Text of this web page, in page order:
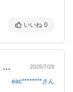
いいね 0
高校生の娘の部活用に購入しました。サイ… 2025/7/29
eac********さん